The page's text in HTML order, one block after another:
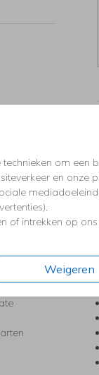
om een
en onze
of intrekken op ons
Weigeren